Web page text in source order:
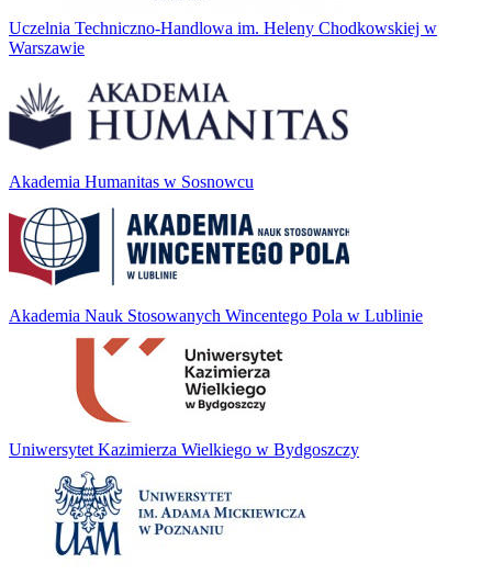
Uczelnia Techniczno-Handlowa im. Heleny Chodkowskiej w
Warszawie
Akademia Humanitas w Sosnowcu
Akademia Nauk Stosowanych Wincentego Pola w Lublinie
Uniwersytet Kazimierza Wielkiego w Bydgoszczy